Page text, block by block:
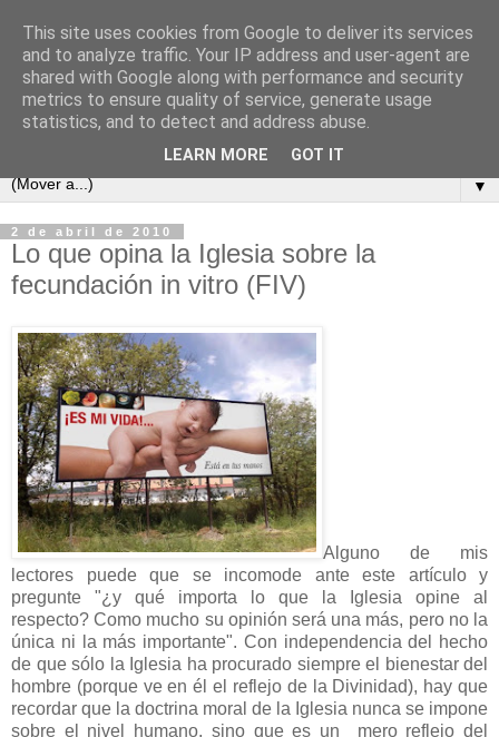
▼
2 de abril de 2010
Lo que opina la Iglesia sobre la
fecundación in vitro (FIV)
Alguno de mis
lectores puede que se incomode ante este artículo y
pregunte "¿y qué importa lo que la Iglesia opine al
respecto? Como mucho su opinión será una más, pero no la
única ni la más importante". Con independencia del hecho
de que sólo la Iglesia ha procurado siempre el bienestar del
hombre (porque ve en él el reflejo de la Divinidad), hay que
recordar que la doctrina moral de la Iglesia nunca se impone
sobre el nivel humano, sino que es un mero reflejo del
This site uses cookies from Google to deliver its services
and to analyze traffic. Your IP address and user-agent are
shared with Google along with performance and security
metrics to ensure quality of service, generate usage
statistics, and to detect and address abuse.
LEARN MORE GOT IT